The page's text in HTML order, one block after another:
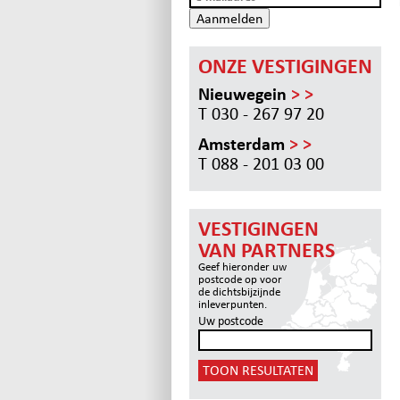
Aanmelden
ONZE VESTIGINGEN
Nieuwegein > >
T 030 - 267 97 20
Amsterdam > >
T 088 - 201 03 00
VESTIGINGEN
VAN PARTNERS
Geef hieronder uw
postcode op voor
de dichtsbijzijnde
inleverpunten.
Uw postcode